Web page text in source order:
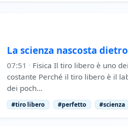
La scienza nascosta
07:51 · Fisica Il tiro libero è uno
costante Perché il tiro libero è il
dei poch…
#tiro libero #perfetto #scienza